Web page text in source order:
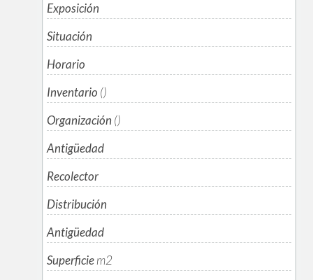
Exposición
Situación
Horario
Inventario ()
Organización ()
Antigüedad
Recolector
Distribución
Antigüedad
Superficiem2